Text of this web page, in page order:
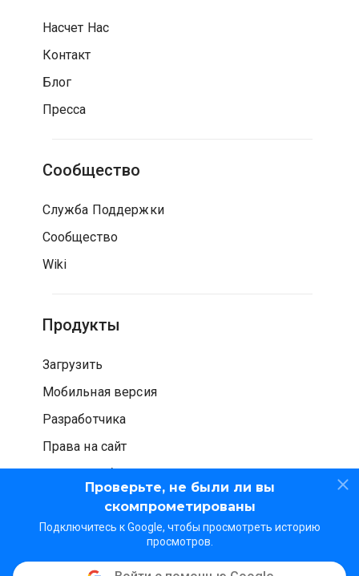
Проверьте, не были ли вы
скомпрометированы
Подключитесь к Google, чтобы просмотреть историю
просмотров.
Насчет Нас
Контакт
Блог
Пресса
Сообщество
Служба Поддержки
Сообщество
Wiki
Продукты
Загрузить
Мобильная версия
Разработчика
Права на сайт
Проверка безопасности